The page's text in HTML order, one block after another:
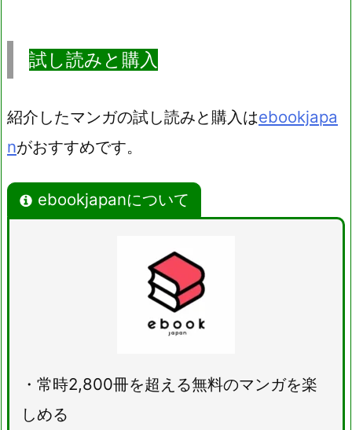
試し読みと購入
紹介したマンガの試し読みと購入はebookjapa
nがおすすめです。
ebookjapanについて
・常時2,800冊を超える無料のマンガを楽
しめる